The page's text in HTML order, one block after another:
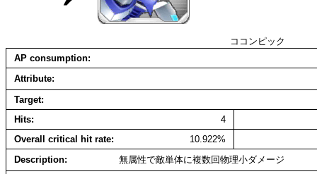
ココンピック
AP consumption
Attribute
Target
Hits
4
Overall critical hit rate
10.922%
Description
無属性で敵単体に複数回物理小ダメージ